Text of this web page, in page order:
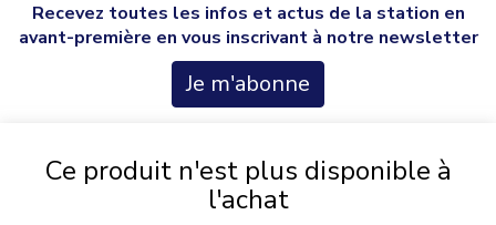
Ce produit n'est plus disponible à
l'achat
Recevez toutes les infos et actus de la station en
avant-première en vous inscrivant à notre newsletter
Je m'abonne